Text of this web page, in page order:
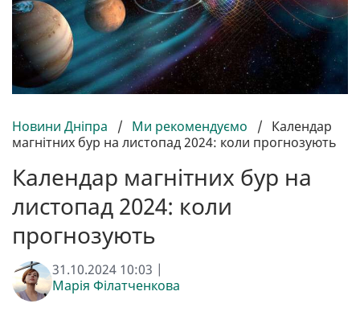
Новини Дніпра / Ми рекомендуємо / Календар
магнітних бур на листопад 2024: коли прогнозують
Календар магнітних бур на
листопад 2024: коли
прогнозують
31.10.2024 10:03 |
Марія Філатченкова